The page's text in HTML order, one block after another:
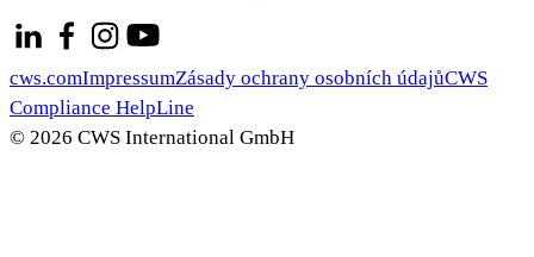
cws.comImpressumZásady ochrany osobních údajůCWS
Compliance HelpLine
© 2026 CWS International GmbH